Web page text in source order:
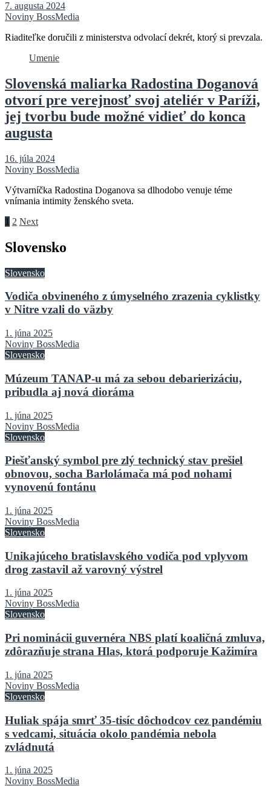
7. augusta 2024
Noviny BossMedia
Riaditeľke doručili z ministerstva odvolací dekrét, ktorý si prevzala.
Umenie
Slovenská maliarka Radostina Doganová
otvorí pre verejnosť svoj ateliér v Paríži,
jej tvorbu bude možné vidieť do konca
augusta
16. júla 2024
Noviny BossMedia
Výtvarníčka Radostina Doganova sa dlhodobo venuje téme
vnímania intimity ženského sveta.
Stránkovanie
príspevkov
1 2 Next
Slovensko
Slovensko
Vodiča obvineného z úmyselného zrazenia cyklistky
v Nitre vzali do väzby
1. júna 2025
Noviny BossMedia
Slovensko
Múzeum TANAP-u má za sebou debarierizáciu,
pribudla aj nová dioráma
1. júna 2025
Noviny BossMedia
Slovensko
Piešťanský symbol pre zlý technický stav prešiel
obnovou, socha Barlolámača má pod nohami
vynovenú fontánu
1. júna 2025
Noviny BossMedia
Slovensko
Unikajúceho bratislavského vodiča pod vplyvom
drog zastavil až varovný výstrel
1. júna 2025
Noviny BossMedia
Slovensko
Pri nominácii guvernéra NBS platí koaličná zmluva,
zdôrazňuje strana Hlas, ktorá podporuje Kažimíra
1. júna 2025
Noviny BossMedia
Slovensko
Huliak spája smrť 35-tisíc dôchodcov cez pandémiu
s vedcami, situácia okolo pandémia nebola
zvládnutá
1. júna 2025
Noviny BossMedia